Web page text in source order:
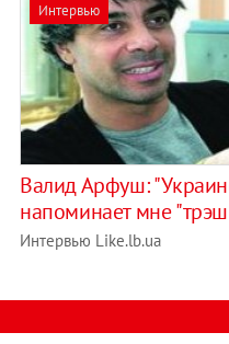
Интервью
Валид Арфуш:
напоминает мне
Интервью Like.lb.ua